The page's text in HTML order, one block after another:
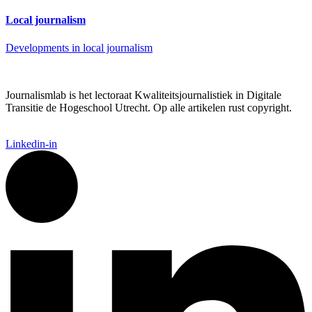
Local journalism
Developments in local journalism
Journalismlab is het lectoraat Kwaliteitsjournalistiek in Digitale
Transitie de Hogeschool Utrecht. Op alle artikelen rust copyright.
Linkedin-in